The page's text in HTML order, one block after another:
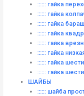
:::::: гайка
:::::: гайка
:::::: гайка
:::::: гайка
:::::: гайка
:::::: гайка
:::::: гайка
:::::: гайка
ШАЙБЫ
:::::: шайба